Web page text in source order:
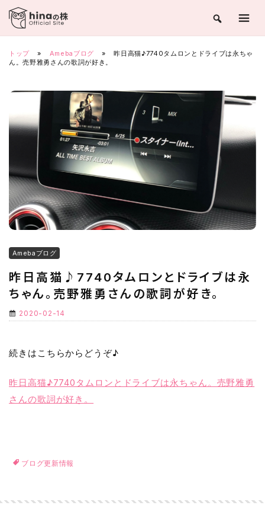
Skip
content
トップ » Amebaブログ »
昨日高猫♪7740タムロンとドライブは永ちゃ
ん。売野雅勇さんの歌詞が好き。
Amebaブログ
昨日高猫♪7740タムロンとドライブは永
ちゃん。売野雅勇さんの歌詞が好き。
2020-02-14
続きはこちらからどうぞ♪
昨日高猫♪7740タムロンとドライブは永ちゃん。売野雅勇
さんの歌詞が好き。
ブログ更新情報